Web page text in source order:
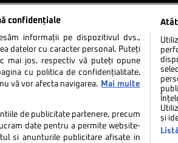
confidențiale
informații pe dispozitivul dvs.,
datelor cu caracter personal. Puteți
mai jos, respectiv vă puteți opune
cu politica de confidențialitate.
vă vor afecta navigarea.
Mai multe
de publicitate partenere, precum
date pentru a permite website-
si anunturile publicitare afisate in
și